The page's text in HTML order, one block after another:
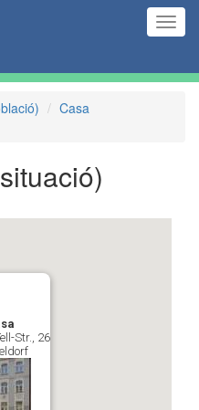
Casa
Str., 26